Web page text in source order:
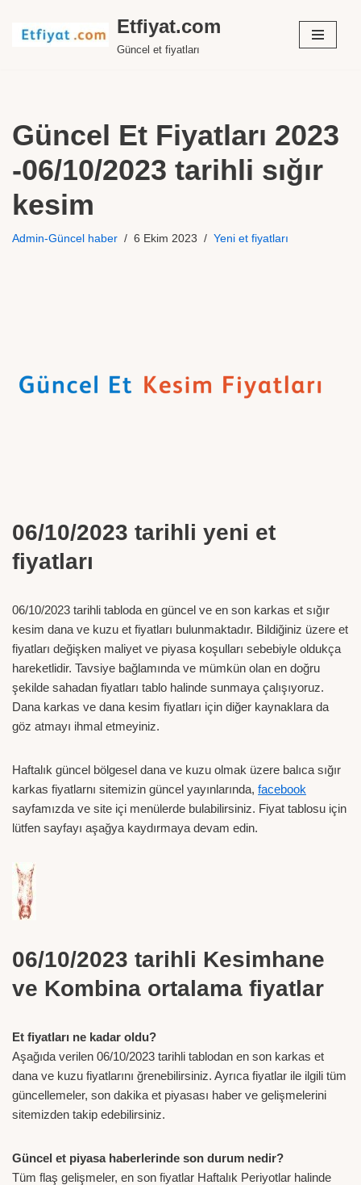
İçeriğe
Etfiyat.com
Güncel et fiyatları
Güncel Et Fiyatları 2023
-06/10/2023 tarihli sığır
kesim
Admin-Güncel haber 6 Ekim 2023 Yeni et fiyatları
06/10/2023 tarihli yeni et
fiyatları
06/10/2023 tarihli tabloda en güncel ve en son karkas et sığır
kesim dana ve kuzu et fiyatları bulunmaktadır. Bildiğiniz üzere et
fiyatları değişken maliyet ve piyasa koşulları sebebiyle oldukça
hareketlidir. Tavsiye bağlamında ve mümkün olan en doğru
şekilde sahadan fiyatları tablo halinde sunmaya çalışıyoruz.
Dana karkas ve dana kesim fiyatları için diğer kaynaklara da
göz atmayı ihmal etmeyiniz.
Haftalık güncel bölgesel dana ve kuzu olmak üzere balıca sığır
karkas fiyatlarnı sitemizin güncel yayınlarında, facebook
sayfamızda ve site içi menülerde bulabilirsiniz. Fiyat tablosu için
lütfen sayfayı aşağya kaydırmaya devam edin.
06/10/2023 tarihli Kesimhane
ve Kombina ortalama fiyatlar
Et fiyatları ne kadar oldu?
Aşağıda verilen 06/10/2023 tarihli tablodan en son karkas et
dana ve kuzu fiyatlarını ğrenebilirsiniz. Ayrıca fiyatlar ile ilgili tüm
güncellemeler, son dakika et piyasası haber ve gelişmelerini
sitemizden takip edebilirsiniz.
Güncel et piyasa haberlerinde son durum nedir?
Tüm flaş gelişmeler, en son fiyatlar Haftalık Periyotlar halinde